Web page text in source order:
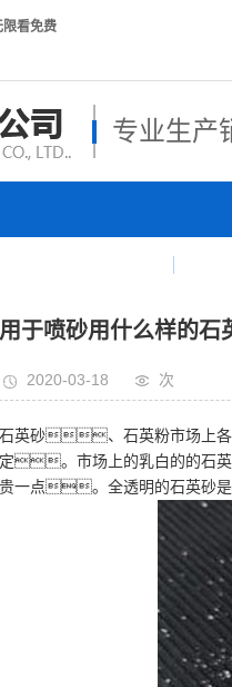
限看免费
专业生产
用于喷砂用什么样的石
2020-03-18 次
石英砂、石英粉市场上各
定。市场上的乳白的的石
贵一点。全透明的石英砂